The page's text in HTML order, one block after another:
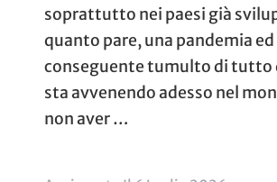
soprattutto nei paesi già
quanto pare, una pandemia ed
conseguente tumulto di tutto
sta avvenendo adesso nel
non aver …